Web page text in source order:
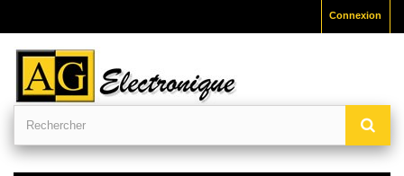
Connexion